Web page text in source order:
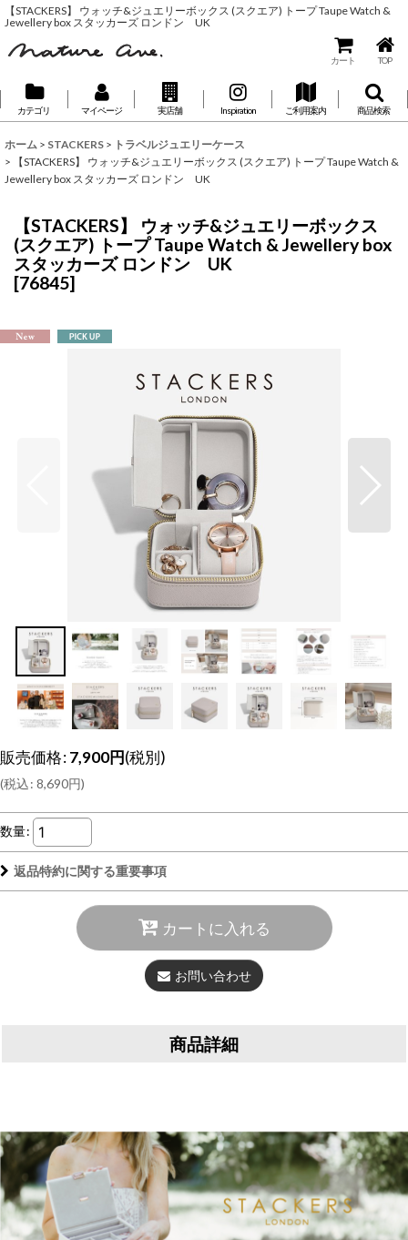
【STACKERS】 ウォッチ&ジュエリーボックス (スクエア) トープ Taupe Watch &
Jewellery box スタッカーズ ロンドン UK
カート TOP
カテゴリ マイページ 実店舗 Inspiration ご利用案内 商品検索
ホーム > STACKERS > トラベルジュエリーケース
>
【STACKERS】 ウォッチ&ジュエリーボックス (スクエア) トープ Taupe Watch &
Jewellery box スタッカーズ ロンドン UK
【STACKERS】 ウォッチ&ジュエリーボックス
(スクエア) トープ Taupe Watch & Jewellery box
スタッカーズ ロンドン UK
[76845]
販売価格:7,900円(税別)
(税込: 8,690円)
数量:
返品特約に関する重要事項
カートに入れる
お問い合わせ
商品詳細